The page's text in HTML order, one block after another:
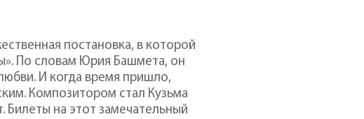
постановка, в которой
По словам Юрия Башмета, он
И когда время пришло,
Композитором стал Кузьма
на этот замечательный